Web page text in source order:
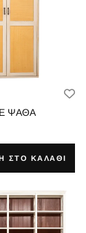
ΨΑΘΑ
ΣΤΟ ΚΑΛΑΘΙ